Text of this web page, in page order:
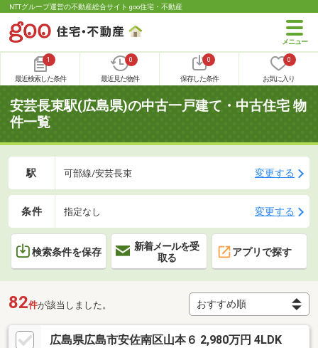
NTTグループ運営の不動産総合サイト goo住宅・不動産
1
最近検索した条件
0
最近見た物件
0
保存した条件
0
お気に入り
安芸長束駅(広島県)の中古一戸建て・中古住宅 物
件一覧
駅 可部線/安芸長束 変更する
条件 指定なし 変更する
検索条件を保存
新着メールを受
取る
アプリで探す
82件が該当しました。
広島県広島市安佐南区山本６ 2,980万円 4LDK